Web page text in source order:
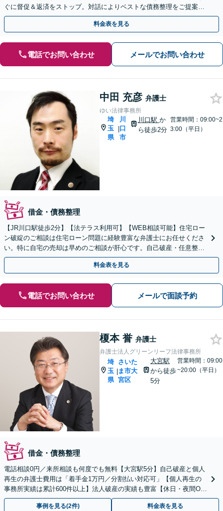
ぐに督促＆返済をストップ。対話によりベストな債務整理をご提案し
ます。法人破産も実績多数【完全個室】【大宮駅3分】
料金表を見る
電話でお問い合わせ メールでお問い合わせ
中田 充彦 弁護士
ゆい法律事務所
埼
玉
県
|
川
口
市
川口駅 か
ら徒歩2分
営業時間：09:00~2
3:00（平日）
借金・債務整理
【JR川口駅徒歩2分】【法テラス利用可】【WEB相談可能】住宅ロー
ン破綻のご相談は住宅ローン問題に経験豊富な弁護士にお任せくださ
い。特に自宅の売却は早めのご相談が肝心です。自己破産・任意整理
等、依頼者様にとってより良い解決を追求します。
料金表を見る
電話でお問い合わせ メールで面談予約
榎本 誉 弁護士
弁護士法人グリーンリーフ法律事務所
埼
玉
県
|
さいた
ま市大
宮区
大宮駅
から徒歩
5分
営業時間：09:00
~20:00（平日）
借金・債務整理
電話相談0円／来所相談も何度でも無料【大宮駅5分】自己破産と個人
再生の弁護士費用は「着手金1万円／分割払い対応可」【個人再生の
事務所実績は累計600件以上】法人破産の実績も豊富【休日・夜間O
K】オンライン相談もできます
事例を見る(2件) 料金表を見る